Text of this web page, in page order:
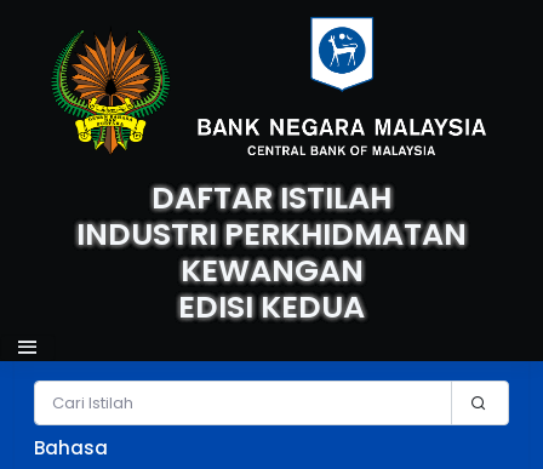
DAFTAR ISTILAH
INDUSTRI PERKHIDMATAN
KEWANGAN
EDISI KEDUA
Bahasa